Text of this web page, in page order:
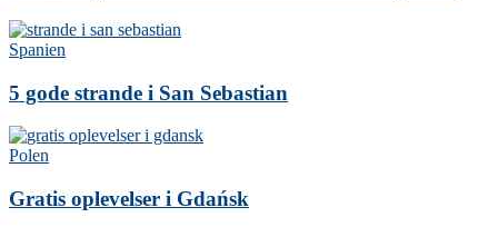
Spanien
5 gode strande i San Sebastian
Polen
Gratis oplevelser i Gdańsk